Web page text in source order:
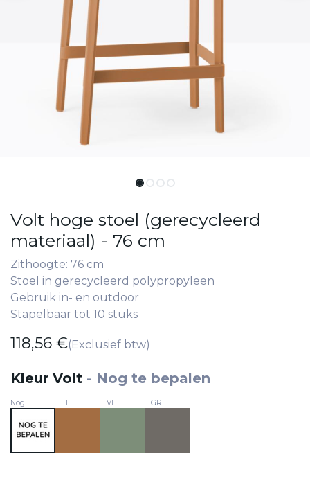
Volt hoge stoel (gerecycleerd
materiaal) - 76 cm
Zithoogte: 76 cm
Stoel in gerecycleerd polypropyleen
Gebruik in- en outdoor
Stapelbaar tot 10 stuks
118,56 €(Exclusief btw)
Kleur Volt - Nog te bepalen
Nog te bepalen TE VE GR